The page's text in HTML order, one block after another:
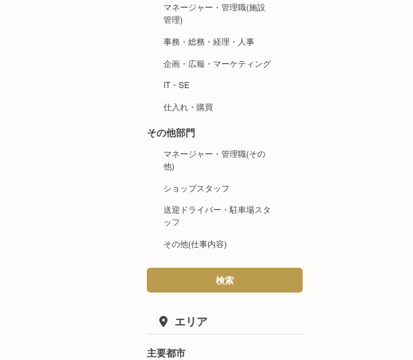
マネージャー・管理職(施設
管理)
事務・総務・経理・人事
企画・広報・マーケティング
IT・SE
仕入れ・購買
その他部門
マネージャー・管理職(その
他)
ショップスタッフ
送迎ドライバー・駐車場スタ
ッフ
その他(仕事内容)
検索
エリア
主要都市